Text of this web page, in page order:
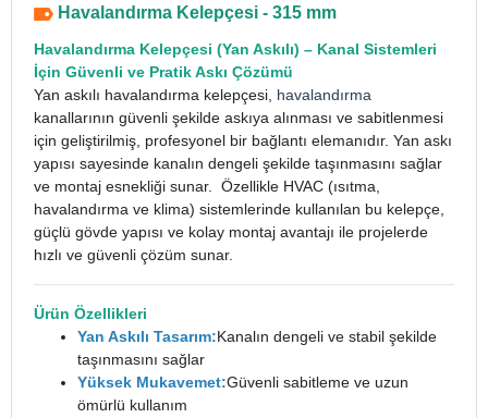
Havalandırma Kelepçesi - 315 mm
Havalandırma Kelepçesi (Yan Askılı) – Kanal Sistemleri
İçin Güvenli ve Pratik Askı Çözümü
Yan askılı havalandırma kelepçesi, havalandırma
kanallarının güvenli şekilde askıya alınması ve sabitlenmesi
için geliştirilmiş, profesyonel bir bağlantı elemanıdır. Yan askı
yapısı sayesinde kanalın dengeli şekilde taşınmasını sağlar
ve montaj esnekliği sunar. Özellikle HVAC (ısıtma,
havalandırma ve klima) sistemlerinde kullanılan bu kelepçe,
güçlü gövde yapısı ve kolay montaj avantajı ile projelerde
hızlı ve güvenli çözüm sunar.
Ürün Özellikleri
Yan Askılı Tasarım:Kanalın dengeli ve stabil şekilde
taşınmasını sağlar
Yüksek Mukavemet:Güvenli sabitleme ve uzun
ömürlü kullanım